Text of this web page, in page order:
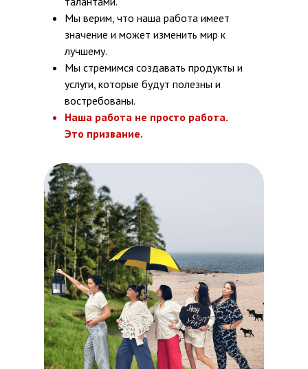
Мы верим, что наша работа имеет
значение и может изменить мир к
лучшему.
Мы стремимся создавать продукты и
услуги, которые будут полезны и
востребованы.
Наша работа не просто работа.
Это призвание.